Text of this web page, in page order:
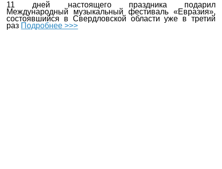
11 дней настоящего праздника подарил
Международный музыкальный фестиваль «Евразия»,
состоявшийся в Свердловской области уже в третий
раз Подробнее >>>